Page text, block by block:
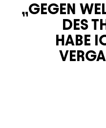
GEGEN
DES
HABE